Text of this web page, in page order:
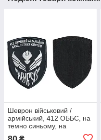
Шеврон військовий /
армійський, 412 ОББС, на
темно синьому, на
липучці, ЗСУ. 9,5 см * 7,5